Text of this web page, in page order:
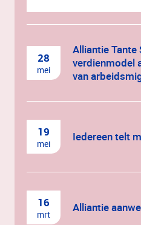
28
mei
Alliantie Tante
verdienmodel
van
19
mei Iedereen telt
16
mrt Alliantie